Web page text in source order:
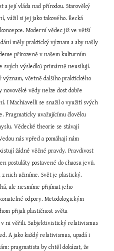
a její vláda nad přírodou. Starověký
vážil si jej jako takového. Řecká
Moderní vědec již ve větší
měly praktický význam a aby našly
přirozeně v našem kulturním
svých výsledků primárně neusilují.
význam, včetně dalšího praktického
novověké vědy nelze dost dobře
I Machiavelli se snažil o využití svých
Pragmaticky uvažujícímu člověku
Vědecké theorie se stávají
nás vpřed a pomáhají nám
žádné věčné pravdy. Pravdivost
postuláty postavené do chaosu jevů.
z nich učiníme. Svět je plastický.
ale nesmíme přijímat jeho
odpory. Metodologickým
přijali plastičnost světa
v ni věřili. Subjektivistický relativismus
A jako každý relativismus, upadá i
pragmatista by chtěl dokázat, že